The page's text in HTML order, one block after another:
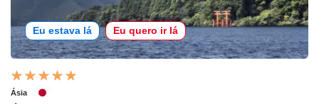
Eu estava lá Eu quero ir lá
Ásia